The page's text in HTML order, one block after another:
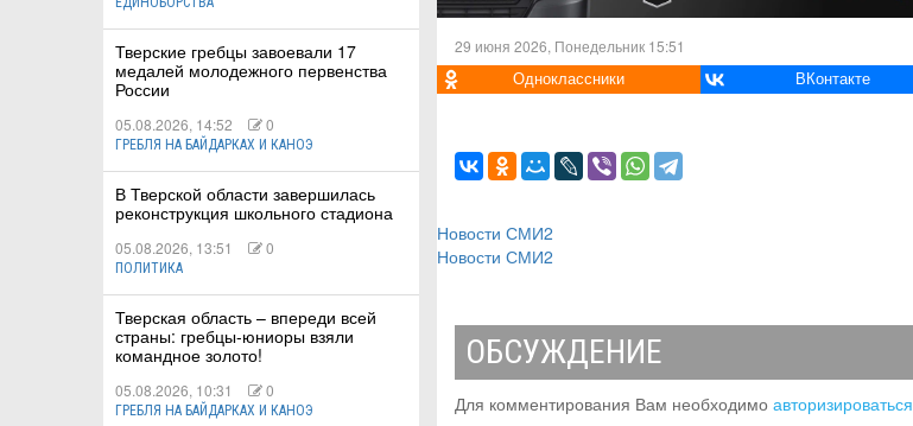
Тверские гребцы завоевали 17
медалей молодежного первенства
России
05.08.2026, 14:52 0
ГРЕБЛЯ НА БАЙДАРКАХ И КАНОЭ
В Тверской области завершилась
реконструкция школьного стадиона
05.08.2026, 13:51 0
ПОЛИТИКА
Тверская область – впереди всей
страны: гребцы-юниоры взяли
командное золото!
05.08.2026, 10:31 0
ГРЕБЛЯ НА БАЙДАРКАХ И КАНОЭ
29 июня 2026, Понедельник 15:51
Одноклассники ВКонтакте
Новости СМИ2
Новости СМИ2
ОБСУЖДЕНИЕ
Для комментирования Вам необходимоавторизироваться